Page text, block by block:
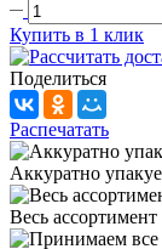
Купить в 1 клик
Поделиться
Распечатать
Аккуратно
Весь